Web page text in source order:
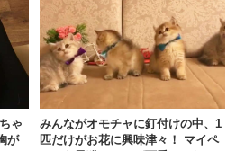
ゃ
が
みんながオモチャに釘付けの中、1
匹だけがお花に興味津々！ マイペ